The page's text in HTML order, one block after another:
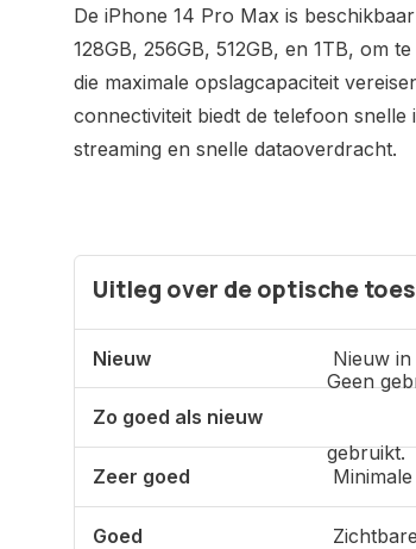
De iPhone 14 Pro Max is
128GB, 256GB, 512GB, en 1TB, om
die maximale opslagcapaciteit
connectiviteit biedt de telefoon
streaming en snelle dataoverdracht.
Uitleg over de optische
Nieuw Nieuw
Zo goed als nieuw
Geen
gebruikt.
Zeer goed
Goed